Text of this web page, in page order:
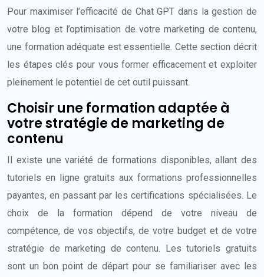
Pour maximiser l’efficacité de Chat GPT dans la gestion de
votre blog et l’optimisation de votre marketing de contenu,
une formation adéquate est essentielle. Cette section décrit
les étapes clés pour vous former efficacement et exploiter
pleinement le potentiel de cet outil puissant.
Choisir une formation adaptée à
votre stratégie de marketing de
contenu
Il existe une variété de formations disponibles, allant des
tutoriels en ligne gratuits aux formations professionnelles
payantes, en passant par les certifications spécialisées. Le
choix de la formation dépend de votre niveau de
compétence, de vos objectifs, de votre budget et de votre
stratégie de marketing de contenu. Les tutoriels gratuits
sont un bon point de départ pour se familiariser avec les